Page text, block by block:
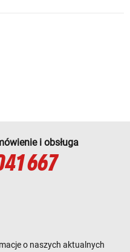
i obsługa
667
o naszych aktualnych